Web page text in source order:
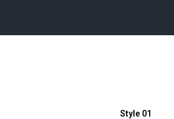
Style 01